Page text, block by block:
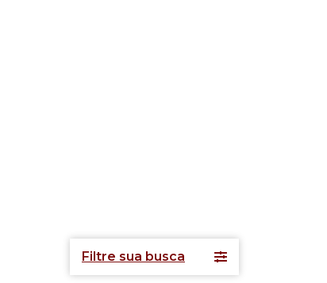
Filtre sua busca